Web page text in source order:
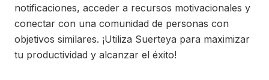
notificaciones, acceder a recursos motivacionales y
conectar con una comunidad de personas con
objetivos similares. ¡Utiliza Suerteya para maximizar
tu productividad y alcanzar el éxito!